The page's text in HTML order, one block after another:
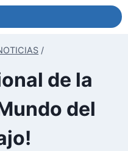
/
de la
del